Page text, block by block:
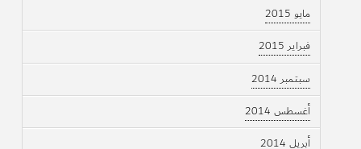
مايو 2015
فبراير 2015
سبتمبر 2014
أغسطس 2014
أبريل 2014